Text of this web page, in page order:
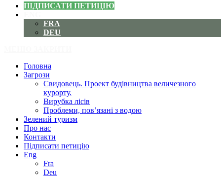
ПІДПИСАТИ ПЕТИЦІЮ
FRA
DEU
Головна
Загрози
Свидовець. Проект будівництва величезного
курорту.
Вирубка лісів
Проблеми, пов’язані з водою
Зелений туризм
Про нас
Контакти
Підписати петицію
Eng
Fra
Deu